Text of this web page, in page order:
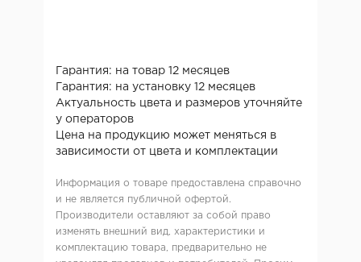
Гарантия: на товар 12 месяцев
Гарантия: на установку 12 месяцев
Актуальность цвета и размеров уточняйте
у операторов
Цена на продукцию может меняться в
зависимости от цвета и комплектации
Информация о товаре предоставлена справочно
и не является публичной офертой.
Производители оставляют за собой право
изменять внешний вид, характеристики и
комплектацию товара, предварительно не